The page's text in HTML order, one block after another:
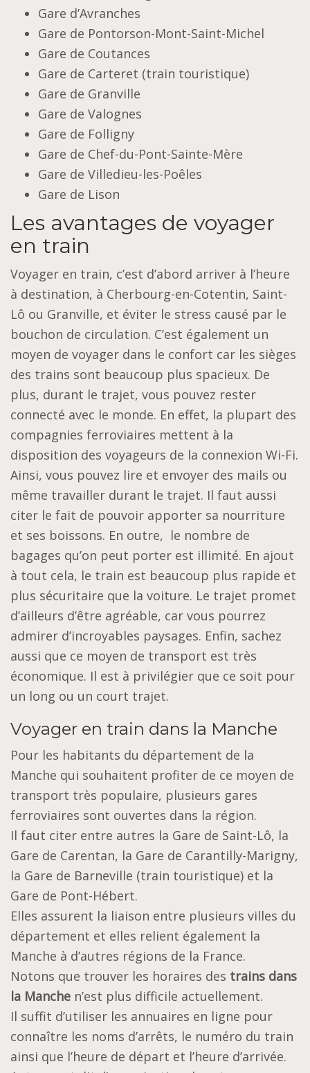
Gare d’Avranches
Gare de Pontorson-Mont-Saint-Michel
Gare de Coutances
Gare de Carteret (train touristique)
Gare de Granville
Gare de Valognes
Gare de Folligny
Gare de Chef-du-Pont-Sainte-Mère
Gare de Villedieu-les-Poêles
Gare de Lison
Les avantages de voyager
en train
Voyager en train, c’est d’abord arriver à l’heure
à destination, à Cherbourg-en-Cotentin, Saint-
Lô ou Granville, et éviter le stress causé par le
bouchon de circulation. C’est également un
moyen de voyager dans le confort car les sièges
des trains sont beaucoup plus spacieux. De
plus, durant le trajet, vous pouvez rester
connecté avec le monde. En effet, la plupart des
compagnies ferroviaires mettent à la
disposition des voyageurs de la connexion Wi-Fi.
Ainsi, vous pouvez lire et envoyer des mails ou
même travailler durant le trajet. Il faut aussi
citer le fait de pouvoir apporter sa nourriture
et ses boissons. En outre, le nombre de
bagages qu’on peut porter est illimité. En ajout
à tout cela, le train est beaucoup plus rapide et
plus sécuritaire que la voiture. Le trajet promet
d’ailleurs d’être agréable, car vous pourrez
admirer d’incroyables paysages. Enfin, sachez
aussi que ce moyen de transport est très
économique. Il est à privilégier que ce soit pour
un long ou un court trajet.
Voyager en train dans la Manche
Pour les habitants du département de la
Manche qui souhaitent profiter de ce moyen de
transport très populaire, plusieurs gares
ferroviaires sont ouvertes dans la région.
Il faut citer entre autres la Gare de Saint-Lô, la
Gare de Carentan, la Gare de Carantilly-Marigny,
la Gare de Barneville (train touristique) et la
Gare de Pont-Hébert.
Elles assurent la liaison entre plusieurs villes du
département et elles relient également la
Manche à d’autres régions de la France.
Notons que trouver les horaires des trains dans
la Manche n’est plus difficile actuellement.
Il suffit d’utiliser les annuaires en ligne pour
connaître les noms d’arrêts, le numéro du train
ainsi que l’heure de départ et l’heure d’arrivée.